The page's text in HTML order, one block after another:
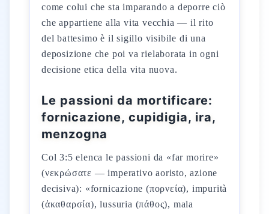
come colui che sta imparando a deporre ciò
che appartiene alla vita vecchia — il rito
del battesimo è il sigillo visibile di una
deposizione che poi va rielaborata in ogni
decisione etica della vita nuova.
Le passioni da mortificare:
fornicazione, cupidigia, ira,
menzogna
Col 3:5 elenca le passioni da «far morire»
(νεκρώσατε — imperativo aoristo, azione
decisiva): «fornicazione (πορνεία), impurità
(ἀκαθαρσία), lussuria (πάθος), mala